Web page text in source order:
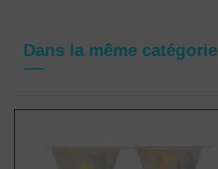
Dans la même catégorie